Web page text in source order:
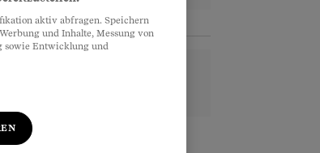
aktiv abfragen. Speichern
und Inhalte, Messung von
sowie Entwicklung und